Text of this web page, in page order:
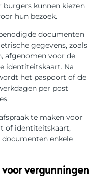
burgers kunnen kiezen
hun bezoek.
documenten
gegevens, zoals
afgenomen voor de
identiteitskaart. Na
het paspoort of de
per post
te maken voor
of identiteitskaart,
documenten enkele
vergunningen